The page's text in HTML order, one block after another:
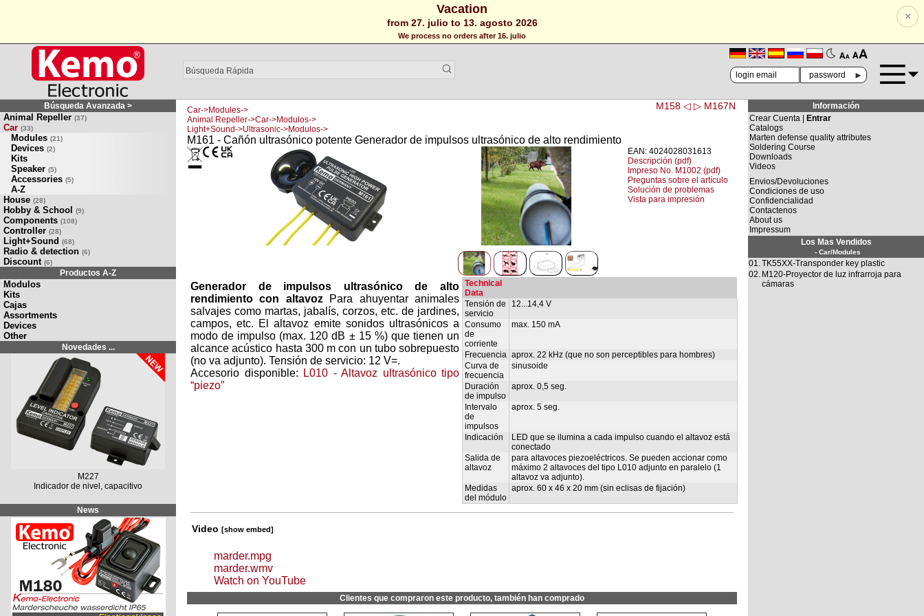
Vacation
from 27. julio to 13. agosto 2026
We process no orders after 16. julio
×
🗛 🗚
►
Búsqueda Avanzada >
Animal Repeller (37)
Car (33)
Modules (21)
Devices (2)
Kits
Speaker (5)
Accessories (5)
A-Z
House (28)
Hobby & School (9)
Components (108)
Controller (28)
Light+Sound (68)
Radio & detection (6)
Discount (6)
Productos A-Z
Modulos
Kits
Cajas
Assortments
Devices
Other
Novedades ...
M227
Indicador de nivel, capacitivo
News
M158 ◁ ▷ M167N
Car->Modules->
Animal Repeller->Car->Modulos->
Light+Sound->Ultrasonic->Modulos->
M161 - Cañón ultrasónico potente Generador de impulsos ultrasónico de alto rendimiento
EAN: 4024028031613
Descripción (pdf)
Impreso No. M1002 (pdf)
Preguntas sobre el artículo
Solución de problemas
Vista para impresión
Technical
Data
Tensión de
servicio
12...14,4 V
Consumo
de
corriente
max. 150 mA
Frecuencia aprox. 22 kHz (que no son perceptibles para hombres)
Curva de
frecuencia
sinusoide
Duración
de impulso
aprox. 0,5 seg.
Intervalo
de
impulsos
aprox. 5 seg.
Indicación
LED que se ilumina a cada impulso cuando el altavoz está
conectado
Salida de
altavoz
para altavoces piezoeléctricos. Se pueden accionar como
máximo 2 altavoces del tipo L010 adjunto en paralelo (1
altavoz va adjunto).
Medidas
del módulo
aprox. 60 x 46 x 20 mm (sin eclisas de fijación)
Generador de impulsos ultrasónico de alto
rendimiento con altavozPara ahuyentar animales
salvajes como martas, jabalís, corzos, etc. de jardines,
campos, etc. El altavoz emite sonidos ultrasónicos a
modo de impulso (max. 120 dB ± 15 %) que tienen un
alcance acústico hasta 300 m con un tubo sobrepuesto
(no va adjunto). Tensión de servicio: 12 V=.
Accesorio disponible:
L010 - Altavoz ultrasónico tipo
“piezo”
Video [show embed]
marder.mpg
marder.wmv
Watch on YouTube
Clientes que compraron este producto, también han comprado
Información
Crear Cuenta |
Entrar
Catalogs
Marten defense quality attributes
Soldering Course
Downloads
Videos
Envios/Devoluciones
Condiciones de uso
Confidencialidad
Contactenos
About us
Impressum
Los Mas Vendidos
- Car/Modules
01.TK55XX-Transponder key plastic
02. M120-Proyector de luz infrarroja para
cámaras